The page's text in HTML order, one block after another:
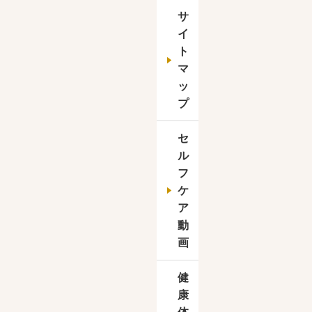
体操教室、キックボクシング体験
サ
イ
ト
マ
ッ
プ
セ
ル
フ
ケ
ア
動
画
健
康